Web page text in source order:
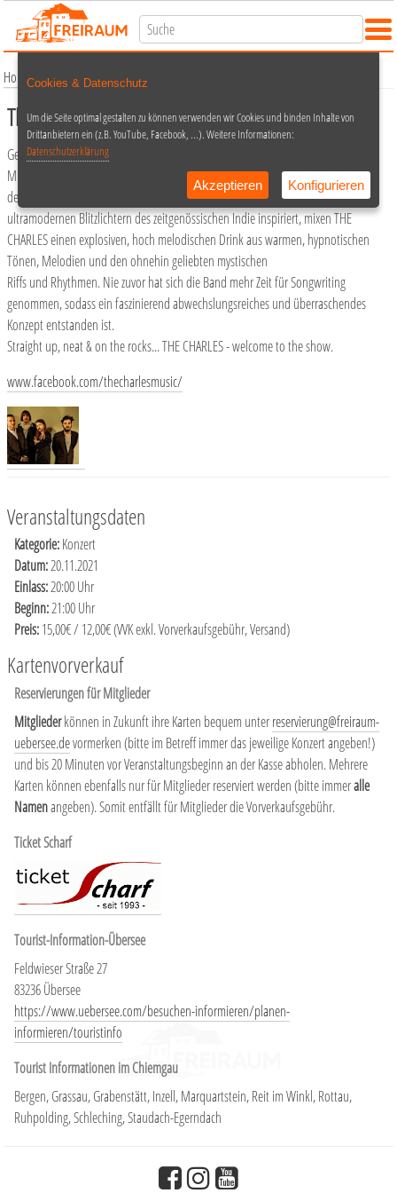
Home Termine Konzert
The Charles →VERSCHOBEN!
Geschüttelt, nicht gerührt! Das europäische Quartett THE CHARLES fand in
München, London, Brighton und Berlin zu neuer Kraft - und geht nun wieder an
den Start! Euphorisiert vom Space -Age-Pop der 50er und 60er Jahre, von
ultramodernen Blitzlichtern des zeitgenössischen Indie inspiriert, mixen THE
CHARLES einen explosiven, hoch melodischen Drink aus warmen, hypnotischen
Tönen, Melodien und den ohnehin geliebten mystischen
Riffs und Rhythmen. Nie zuvor hat sich die Band mehr Zeit für Songwriting
genommen, sodass ein faszinierend abwechslungsreiches und überraschendes
Konzept entstanden ist.
Straight up, neat & on the rocks... THE CHARLES - welcome to the show.
www.facebook.com/thecharlesmusic/
Veranstaltungsdaten
Kategorie:Konzert
Datum:20.11.2021
Einlass:20:00 Uhr
Beginn:21:00 Uhr
Preis:15,00€ / 12,00€ (VVK exkl. Vorverkaufsgebühr, Versand)
Kartenvorverkauf
Reservierungen für Mitglieder
Mitgliederkönnen in Zukunft ihre Karten bequem unterreservierung@freiraum-
uebersee.devormerken (bitte im Betreff immer das jeweilige Konzert angeben!)
und bis 20 Minuten vor Veranstaltungsbeginn an der Kasse abholen. Mehrere
Karten können ebenfalls nur für Mitglieder reserviert werden (bitte immeralle
Namenangeben). Somit entfällt für Mitglieder die Vorverkaufsgebühr.
Ticket Scharf
Tourist-Information-Übersee
Feldwieser Straße 27
83236 Übersee
https://www.uebersee.com/besuchen-informieren/planen-
informieren/touristinfo
Tourist Informationen im Chiemgau
Bergen, Grassau, Grabenstätt, Inzell, Marquartstein, Reit im Winkl, Rottau,
Ruhpolding, Schleching, Staudach-Egerndach
Cookies & Datenschutz
Um die Seite optimal gestalten zu können verwenden wir Cookies und binden Inhalte von
Drittanbietern ein (z.B. YouTube, Facebook, ...). Weitere Informationen:
Datenschutzerklärung
Akzeptieren Konfigurieren